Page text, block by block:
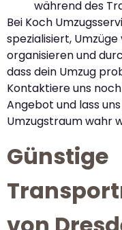
während des
Bei Koch
spezialisiert,
organisieren und
dass dein Umzug
Kontaktiere uns
Angebot und lass
Umzugstraum wahr
Günstige